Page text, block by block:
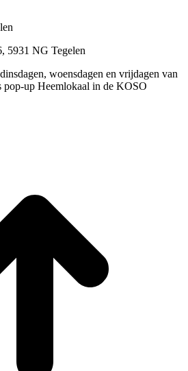
5931 NG Tegelen
woensdagen en vrijdagen van
up Heemlokaal in de KOSO